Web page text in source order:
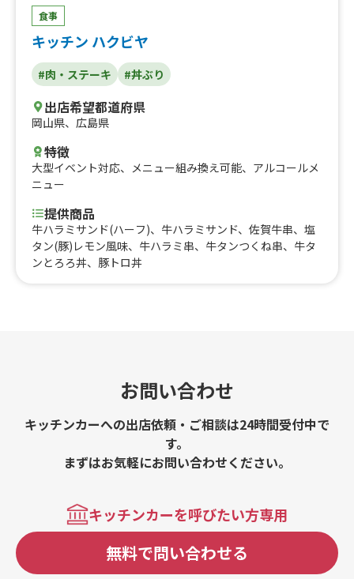
食事
キッチン ハクビヤ
#肉・ステーキ #丼ぶり
出店希望都道府県
岡山県、 広島県
特徴
大型イベント対応、 メニュー組み換え可能、 アルコールメ
ニュー
提供商品
牛ハラミサンド(ハーフ)、牛ハラミサンド、佐賀牛串、塩
タン(豚)レモン風味、牛ハラミ串、牛タンつくね串、牛タ
ンとろろ丼、豚トロ丼
お問い合わせ
キッチンカーへの出店依頼・ご相談は24時間受付中で
す。
まずはお気軽にお問い合わせください。
キッチンカーを呼びたい方専用
無料で問い合わせる